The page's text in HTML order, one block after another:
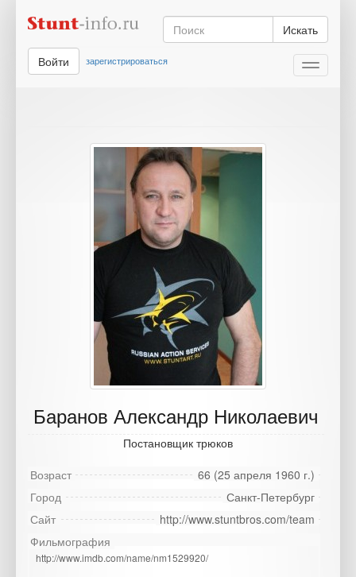
Искать
Toggle
Войти зарегистрироваться
Баранов Александр Николаевич
Постановщик трюков
66 (25 апреля 1960 г.)
Возраст
Санкт-Петербург
Город
http://www.stuntbros.com/team
Сайт
Фильмография
http://www.imdb.com/name/nm1529920/